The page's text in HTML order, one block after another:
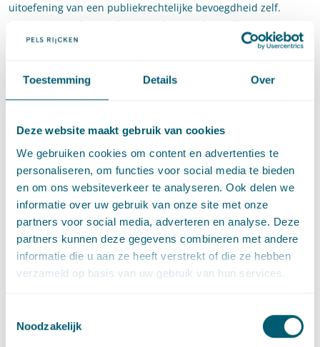
Toestemming Details Over
Deze website maakt gebruik van cookies
We gebruiken cookies om content en advertenties te
personaliseren, om functies voor social media te bieden
en om ons websiteverkeer te analyseren. Ook delen we
informatie over uw gebruik van onze site met onze
partners voor social media, adverteren en analyse. Deze
partners kunnen deze gegevens combineren met andere
informatie die u aan ze heeft verstrekt of die ze hebben
verzameld op basis van uw gebruik van hun services.
Noodzakelijk
uitoefening van een publiekrechtelijke bevoegdheid zelf.
Verwezen wordt naar de uitspraken van het College van
februari 1997en
. In casu betreft de
uitvoering van de op 13 maart 2013 opgelegde last onder
publiekrechtelijke rechtshandeling en is derhalve geen besluit
hiertegen geen beroep bij de bestuursrechter worden
ingesteld. Tegen de afwijzing van het verzoek van appellant
staat dus geen beroep bij de bestuursrechter open (zie
AbRvS 9 december 2009
ten slotte dat appellant wel een vordering kan indienen bij de
burgerlijke rechter.
Deze uitspraak van het CBb is in lijn met de vaste
inwerkingtreding per 1 juli 2013 van de Wet